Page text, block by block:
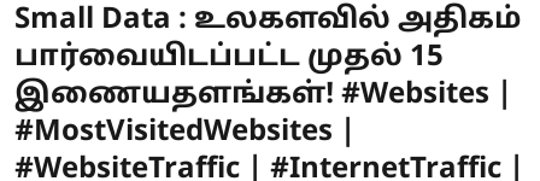
Small Data : உலகளவில் அதிகம்
பார்வையிடப்பட்ட முதல் 15
இணையதளங்கள்! #Websites |
#MostVisitedWebsites |
#WebsiteTraffic | #InternetTraffic |